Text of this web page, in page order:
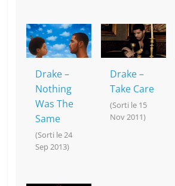
Drake –
Nothing
Was The
Same
(Sorti le 24
Sep 2013)
Drake –
Take Care
(Sorti le 15
Nov 2011)